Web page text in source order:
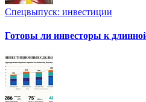
Спецвыпуск: инвестиции
Готовы ли инвесторы к